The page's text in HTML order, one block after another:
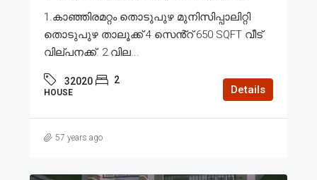
1.കാഞ്ഞിരമറ്റം തൊടുപുഴ മുനിസിപ്പാലിറ്റി
തൊടുപുഴ താലൂക്ക് 4 സെൻ്റ് 650 SQFT വീട്
വില്പനക്ക്. 2.വില...
32020 2
HOUSE Details
57 years ago